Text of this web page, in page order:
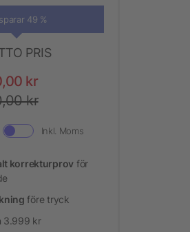
49 %
PRIS
kr
kr
Inkl. Moms
korrekturprov för
före tryck
3.999 kr